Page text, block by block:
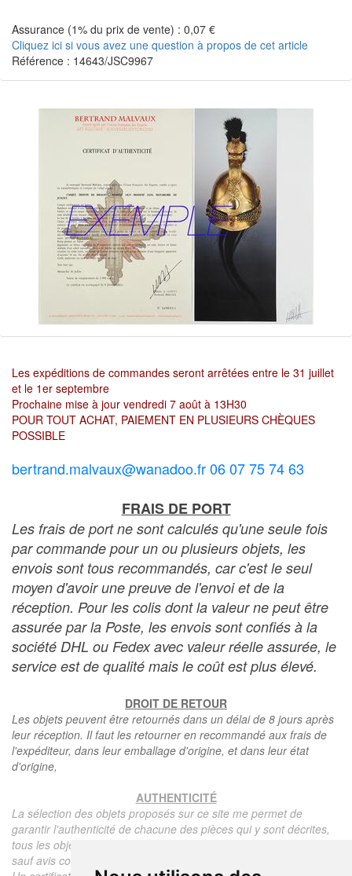
Assurance (1% du prix de vente) : 0,07 €
Cliquez ici si vous avez une question à propos de cet article
Référence : 14643/JSC9967
Les expéditions de commandes seront arrêtées entre le 31 juillet
et le 1er septembre
Prochaine mise à jour vendredi 7 août à 13H30
POUR TOUT ACHAT, PAIEMENT EN PLUSIEURS CHÈQUES
POSSIBLE
bertrand.malvaux@wanadoo.fr 06 07 75 74 63
FRAIS DE PORT
Les frais de port ne sont calculés qu'une seule fois
par commande pour un ou plusieurs objets, les
envois sont tous recommandés, car c'est le seul
moyen d'avoir une preuve de l'envoi et de la
réception. Pour les colis dont la valeur ne peut être
assurée par la Poste, les envois sont confiés à la
société DHL ou Fedex avec valeur réelle assurée, le
service est de qualité mais le coût est plus élevé.
DROIT DE RETOUR
Les objets peuvent être retournés dans un délai de 8 jours après
leur réception. Il faut les retourner en recommandé aux frais de
l'expéditeur, dans leur emballage d'origine, et dans leur état
d'origine,
AUTHENTICITÉ
La sélection des objets proposés sur ce site me permet de
garantir l'authenticité de chacune des pièces qui y sont décrites,
tous les objets proposés sont garantis d'époque et authentiques,
sauf avis contraire ou restriction dans la description.